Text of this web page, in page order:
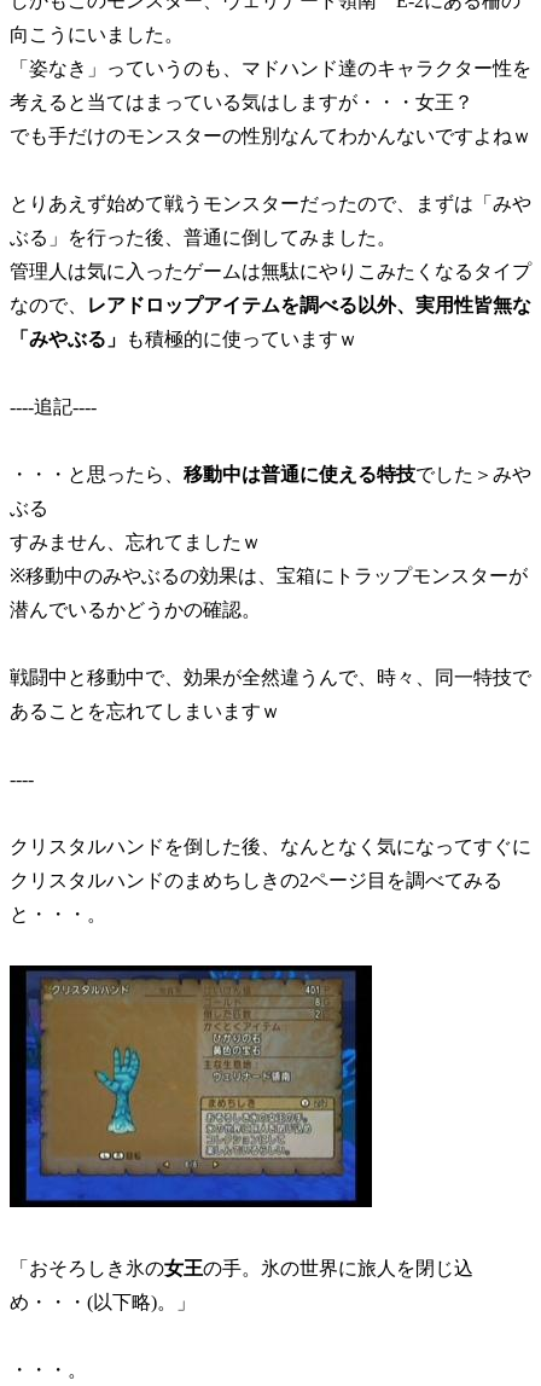
向こうにいました。
「姿なき」っていうのも、マドハンド達のキャラクター性を
考えると当てはまっている気はしますが・・・女王？
でも手だけのモンスターの性別なんてわかんないですよねｗ
とりあえず始めて戦うモンスターだったので、まずは「みや
ぶる」を行った後、普通に倒してみました。
管理人は気に入ったゲームは無駄にやりこみたくなるタイプ
なので、
レアドロップアイテムを調べる以外、実用性皆無な
「みやぶる」
も積極的に使っていますｗ
----追記----
・・・と思ったら、 移動中は普通に使える特技でした＞みや
ぶる
すみません、忘れてましたｗ
※移動中のみやぶるの効果は、宝箱にトラップモンスターが
潜んでいるかどうかの確認。
戦闘中と移動中で、効果が全然違うんで、時々、同一特技で
あることを忘れてしまいますｗ
----
クリスタルハンドを倒した後、なんとなく気になってすぐに
クリスタルハンドのまめちしきの2ページ目を調べてみる
と・・・。
「おそろしき氷の女王の手。氷の世界に旅人を閉じ込
め・・・(以下略)。」
・・・。